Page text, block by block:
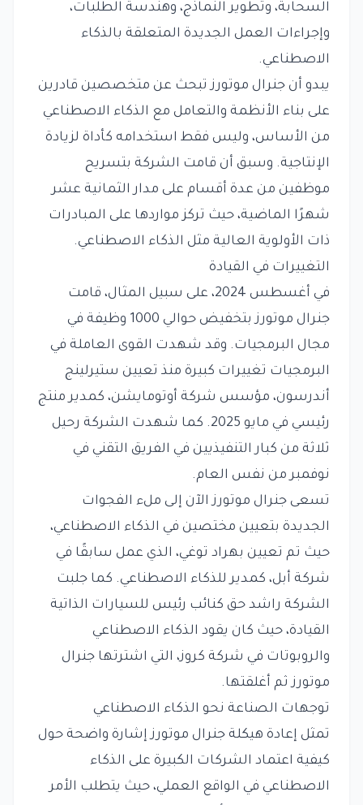
السحابة، وتطوير النماذج، وهندسة الطلبات،
وإجراءات العمل الجديدة المتعلقة بالذكاء
الاصطناعي.
يبدو أن جنرال موتورز تبحث عن متخصصين قادرين
على بناء الأنظمة والتعامل مع الذكاء الاصطناعي
من الأساس، وليس فقط استخدامه كأداة لزيادة
الإنتاجية. وسبق أن قامت الشركة بتسريح
موظفين من عدة أقسام على مدار الثمانية عشر
شهرًا الماضية، حيث تركز مواردها على المبادرات
ذات الأولوية العالية مثل الذكاء الاصطناعي.
التغييرات في القيادة
في أغسطس 2024، على سبيل المثال، قامت
جنرال موتورز بتخفيض حوالي 1000 وظيفة في
مجال البرمجيات. وقد شهدت القوى العاملة في
البرمجيات تغييرات كبيرة منذ تعيين ستيرلينج
أندرسون، مؤسس شركة أوتومايشن، كمدير منتج
رئيسي في مايو 2025. كما شهدت الشركة رحيل
ثلاثة من كبار التنفيذيين في الفريق التقني في
نوفمبر من نفس العام.
تسعى جنرال موتورز الآن إلى ملء الفجوات
الجديدة بتعيين مختصين في الذكاء الاصطناعي،
حيث تم تعيين بهراد توغي، الذي عمل سابقًا في
شركة أبل، كمدير للذكاء الاصطناعي. كما جلبت
الشركة راشد حق كنائب رئيس للسيارات الذاتية
القيادة، حيث كان يقود الذكاء الاصطناعي
والروبوتات في شركة كروز، التي اشترتها جنرال
موتورز ثم أغلقتها.
توجهات الصناعة نحو الذكاء الاصطناعي
تمثل إعادة هيكلة جنرال موتورز إشارة واضحة حول
كيفية اعتماد الشركات الكبيرة على الذكاء
الاصطناعي في الواقع العملي، حيث يتطلب الأمر